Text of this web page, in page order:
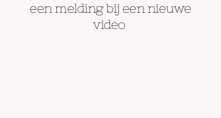
een melding bij een nieuwe
video